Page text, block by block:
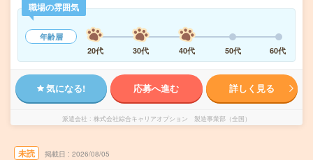
職場の雰囲気
年齢層
20代
30代 40代 50代 60代
気になる! 応募へ進む 詳しく見る
派遣会社 株式会社綜合キャリアオプション 製造事業部（全国）
未読 掲載日 2026/08/05